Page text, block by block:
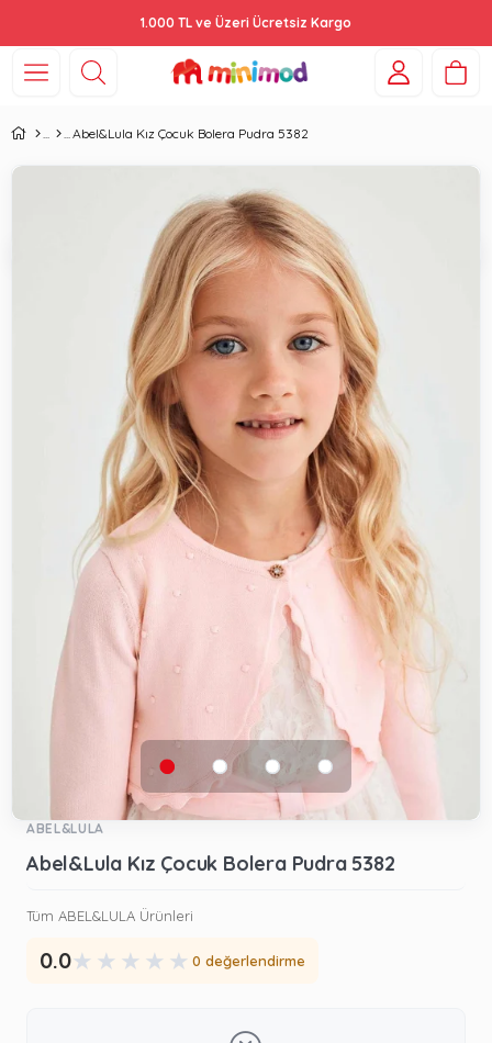
1.000 TL ve Üzeri Ücretsiz Kargo
Abel&Lula Kız Çocuk Bolera Pudra 5382
ABEL&LULA
Abel&Lula Kız Çocuk Bolera Pudra 5382
Tüm ABEL&LULA Ürünleri
0.0★ ★ ★ ★ ★ 0 değerlendirme